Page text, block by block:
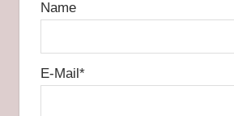
Name
E-Mail*